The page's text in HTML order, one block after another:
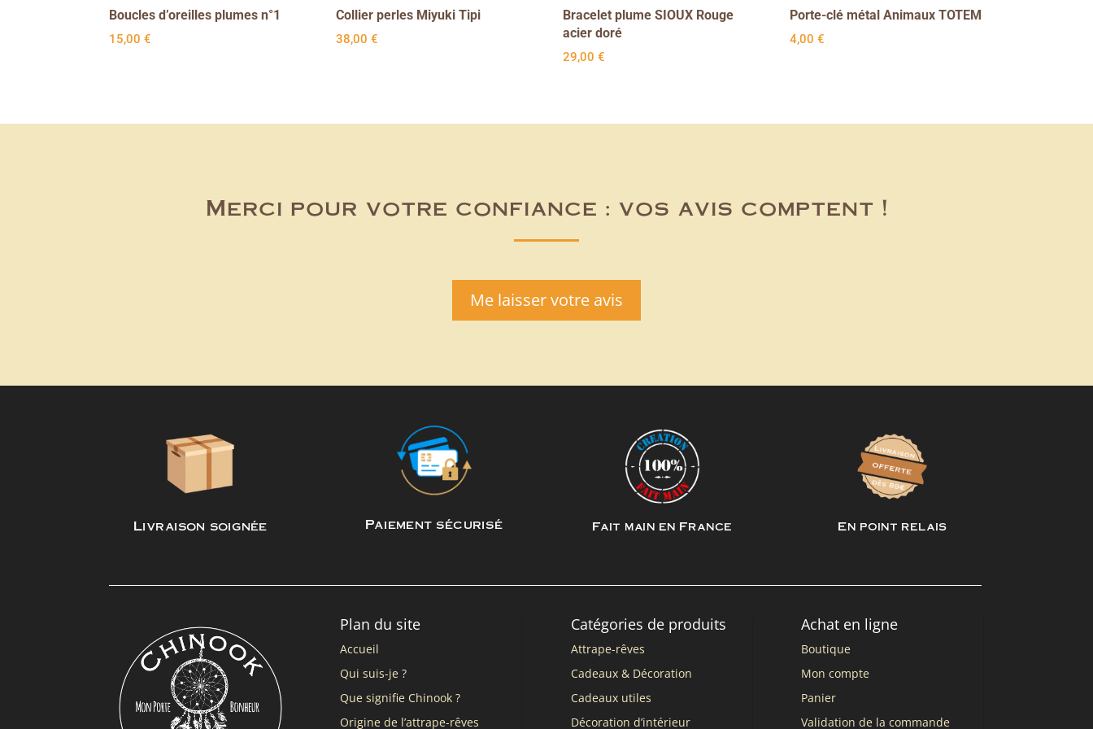
Boucles d’oreilles plumes n°1
15,00€
Collier perles Miyuki Tipi
38,00€
Bracelet plume SIOUX Rouge
acier doré
29,00€
Porte-clé métal Animaux TOTEM
4,00€
Merci pour votre confiance : vos avis comptent !
Me laisser votre avis
Livraison soignée Paiement sécurisé Fait main en France En point relais
Plan du site
Accueil
Qui suis-je ?
Que signifie Chinook ?
Origine de l’attrape-rêves
Catégories de produits
Attrape-rêves
Cadeaux & Décoration
Cadeaux utiles
Décoration d’intérieur
Achat en ligne
Boutique
Mon compte
Panier
Validation de la commande